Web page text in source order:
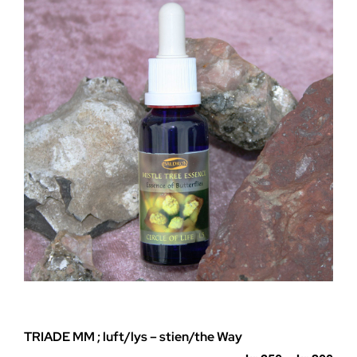
Alternativene
velges
på
produktsiden
TRIADE MM ; luft/lys – stien/the Way